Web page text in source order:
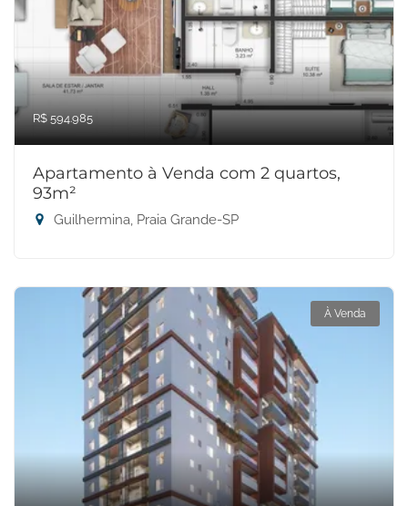
R$ 594.985
Apartamento à Venda com 2 quartos,
93m²
Guilhermina, Praia Grande-SP
À Venda